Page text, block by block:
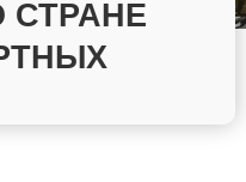
СТРАНЕ